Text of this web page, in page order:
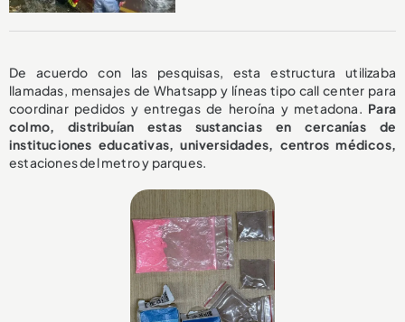
De acuerdo con las pesquisas, esta estructura utilizaba
llamadas, mensajes de Whatsapp y líneas tipo call center para
coordinar pedidos y entregas de heroína y metadona. Para
colmo, distribuían estas sustancias en cercanías de
instituciones educativas, universidades, centros médicos,
estaciones del metro y parques.